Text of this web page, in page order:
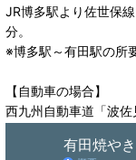
JR博多駅より佐世保
分。
※博多駅～有田駅の所
【自動車の場合】
西九州自動車道「波